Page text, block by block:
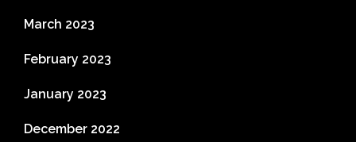
March 2023
February 2023
January 2023
December 2022